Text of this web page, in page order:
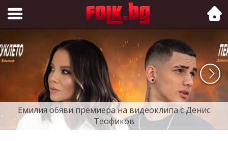
Folk.bg
Емилия обяви премиера на видеоклипа с Денис
Теофиков